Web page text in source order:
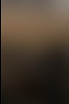
第三者に提供
示の請求があ
、開示に応じ
・削除の請求
いたします。